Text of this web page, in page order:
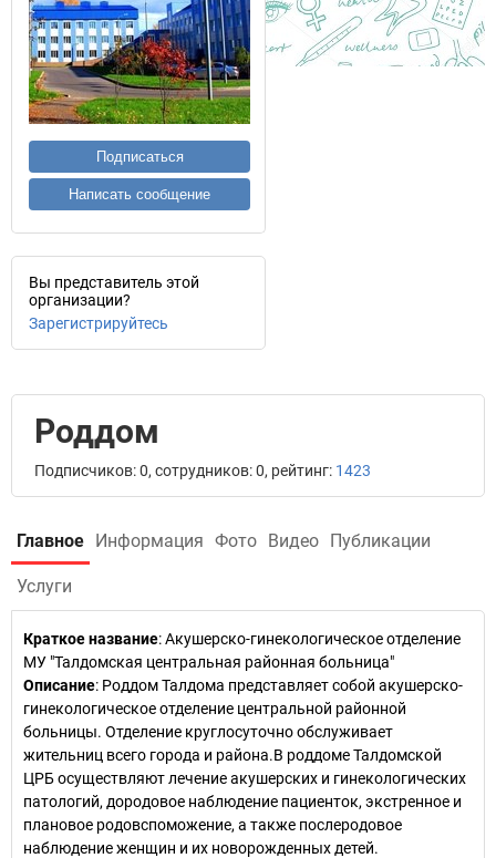
Подписаться
Написать сообщение
Вы представитель этой
организации?
Зарегистрируйтесь
Роддом
Подписчиков: 0, сотрудников: 0, рейтинг: 1423
Главное Информация Фото Видео Публикации
Услуги
Краткое название:Акушерско-гинекологическое отделение
МУ "Талдомская центральная районная больница"
Описание: Роддом Талдома представляет собой акушерско-
гинекологическое отделение центральной районной
больницы. Отделение круглосуточно обслуживает
жительниц всего города и района.В роддоме Талдомской
ЦРБ осуществляют лечение акушерских и гинекологических
патологий, дородовое наблюдение пациенток, экстренное и
плановое родовспоможение, а также послеродовое
наблюдение женщин и их новорожденных детей.